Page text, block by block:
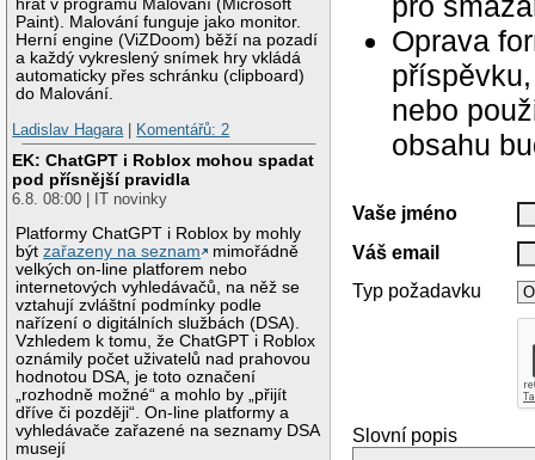
hrát v programu Malování (Microsoft
Paint). Malování funguje jako monitor.
Herní engine (ViZDoom) běží na pozadí
a každý vykreslený snímek hry vkládá
automaticky přes schránku (clipboard)
do Malování.
Ladislav Hagara
Komentářů: 2
EK: ChatGPT i Roblox mohou spadat
pod přísnější pravidla
6.8. 08:00 | IT novinky
Platformy ChatGPT i Roblox by mohly
býtzařazeny na seznam
mimořádně
velkých on-line platforem nebo
internetových vyhledávačů, na něž se
vztahují zvláštní podmínky podle
nařízení o digitálních službách (DSA).
Vzhledem k tomu, že ChatGPT i Roblox
oznámily počet uživatelů nad prahovou
hodnotou DSA, je toto označení
„rozhodně možné“ a mohlo by „přijít
dříve či později“. On-line platformy a
vyhledávače zařazené na seznamy DSA
musejí
Oprava
nebo
obsahu
Vaše jméno
Váš email
Typ požadavku
Slovní popis